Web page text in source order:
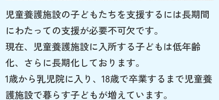
児童養護施設の子どもたちを支援するには長期間
にわたっての支援が必要不可欠です。
現在、児童養護施設に入所する子どもは低年齢
化、さらに長期化しております。
1歳から乳児院に入り、18歳で卒業するまで児童養
護施設で暮らす子どもが増えています。